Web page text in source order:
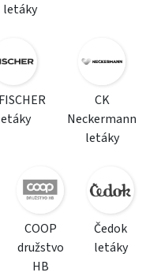
letáky
CK
Neckermann
letáky
COOP
družstvo
HB
Čedok
letáky